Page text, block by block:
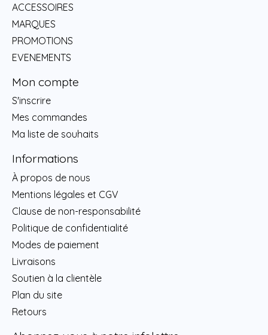
ACCESSOIRES
MARQUES
PROMOTIONS
EVENEMENTS
Mon compte
S'inscrire
Mes commandes
Ma liste de souhaits
Informations
À propos de nous
Mentions légales et CGV
Clause de non-responsabilité
Politique de confidentialité
Modes de paiement
Livraisons
Soutien à la clientèle
Plan du site
Retours